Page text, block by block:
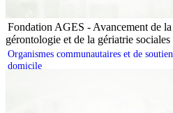
Fondation AGES - Avancement de la
gérontologie et de la gériatrie sociales
Organismes communautaires et de soutien
domicile